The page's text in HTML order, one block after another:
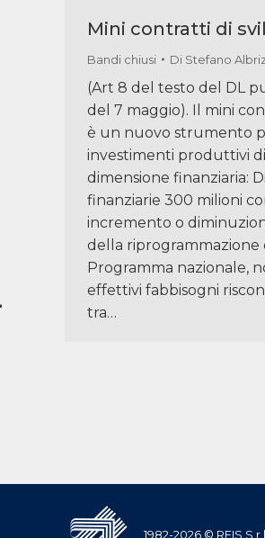
Mini contratti di
Bandi chiusi Di Stefano
(Art 8 del testo del DL
del 7 maggio). Il mini
è un nuovo strumento
investimenti produttivi
dimensione finanziaria:
finanziarie 300 milioni
incremento o
della riprogrammazione
Programma nazionale,
effettivi fabbisogni
tra…
1982-2026 © REIS